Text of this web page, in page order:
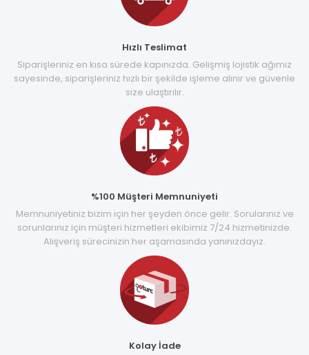
Hızlı Teslimat
Siparişleriniz en kısa sürede kapınızda. Gelişmiş lojistik ağımız
sayesinde, siparişleriniz hızlı bir şekilde işleme alınır ve güvenle
size ulaştırılır.
%100 Müşteri Memnuniyeti
Memnuniyetiniz bizim için her şeyden önce gelir. Sorularınız ve
sorunlarınız için müşteri hizmetleri ekibimiz 7/24 hizmetinizde.
Alışveriş sürecinizin her aşamasında yanınızdayız.
Kolay İade